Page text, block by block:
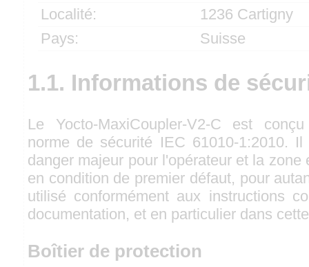
Localité:
1236 Cartigny
Pays:
Suisse
1.1. Informations de
Le Yocto-MaxiCoupler-V2-C est
norme de sécurité IEC 61010-1:2010.
danger majeur pour l'opérateur et la zone
en condition de premier défaut, pour
utilisé conformément aux instructions
documentation, et en particulier dans
Boîtier de protection